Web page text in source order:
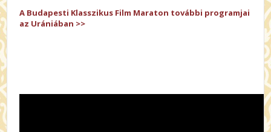
A Budapesti Klasszikus Film Maraton további programjai
az Urániában >>